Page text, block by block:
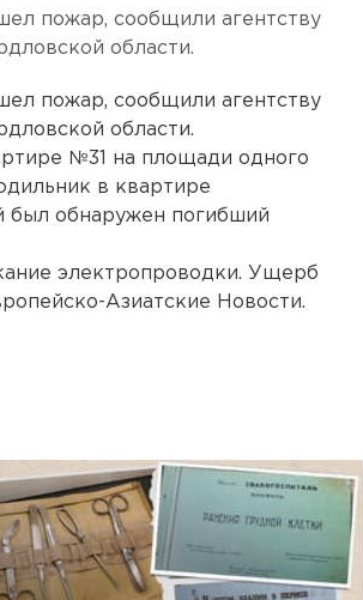
пожар, сообщили агентству
области.
пожар, сообщили агентству
области.
№31 на площади одного
в квартире
был обнаружен погибший
электропроводки. Ущерб
Азиатские Новости.